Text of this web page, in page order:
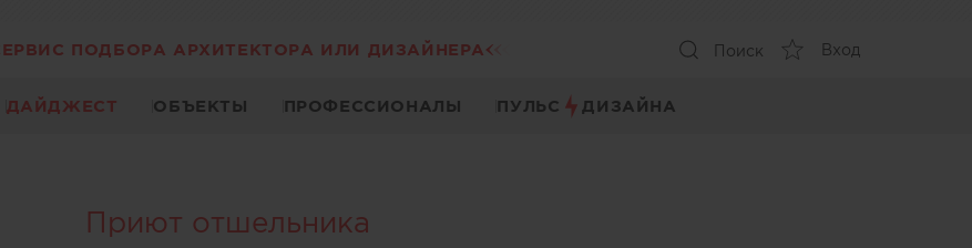
ПОДБОРА АРХИТЕКТОРА ИЛИ ДИЗАЙНЕРА Поиск Вход
ДАЙДЖЕСТ ОБЪЕКТЫ ПРОФЕССИОНАЛЫ ПУЛЬС ДИЗАЙНА
Приют отшельника